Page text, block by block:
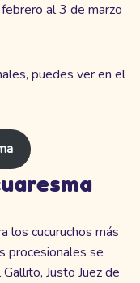
al 3 de marzo
puedes ver en el
los cucuruchos más
procesionales se
Justo Juez de